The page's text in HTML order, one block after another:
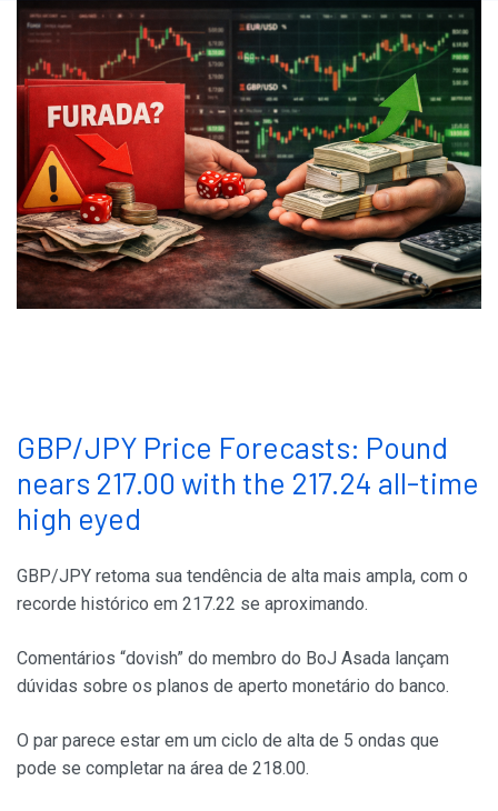
GBP/JPY Price Forecasts: Pound
nears 217.00 with the 217.24 all-time
high eyed
GBP/JPY retoma sua tendência de alta mais ampla, com o
recorde histórico em 217.22 se aproximando.
Comentários “dovish” do membro do BoJ Asada lançam
dúvidas sobre os planos de aperto monetário do banco.
O par parece estar em um ciclo de alta de 5 ondas que
pode se completar na área de 218.00.